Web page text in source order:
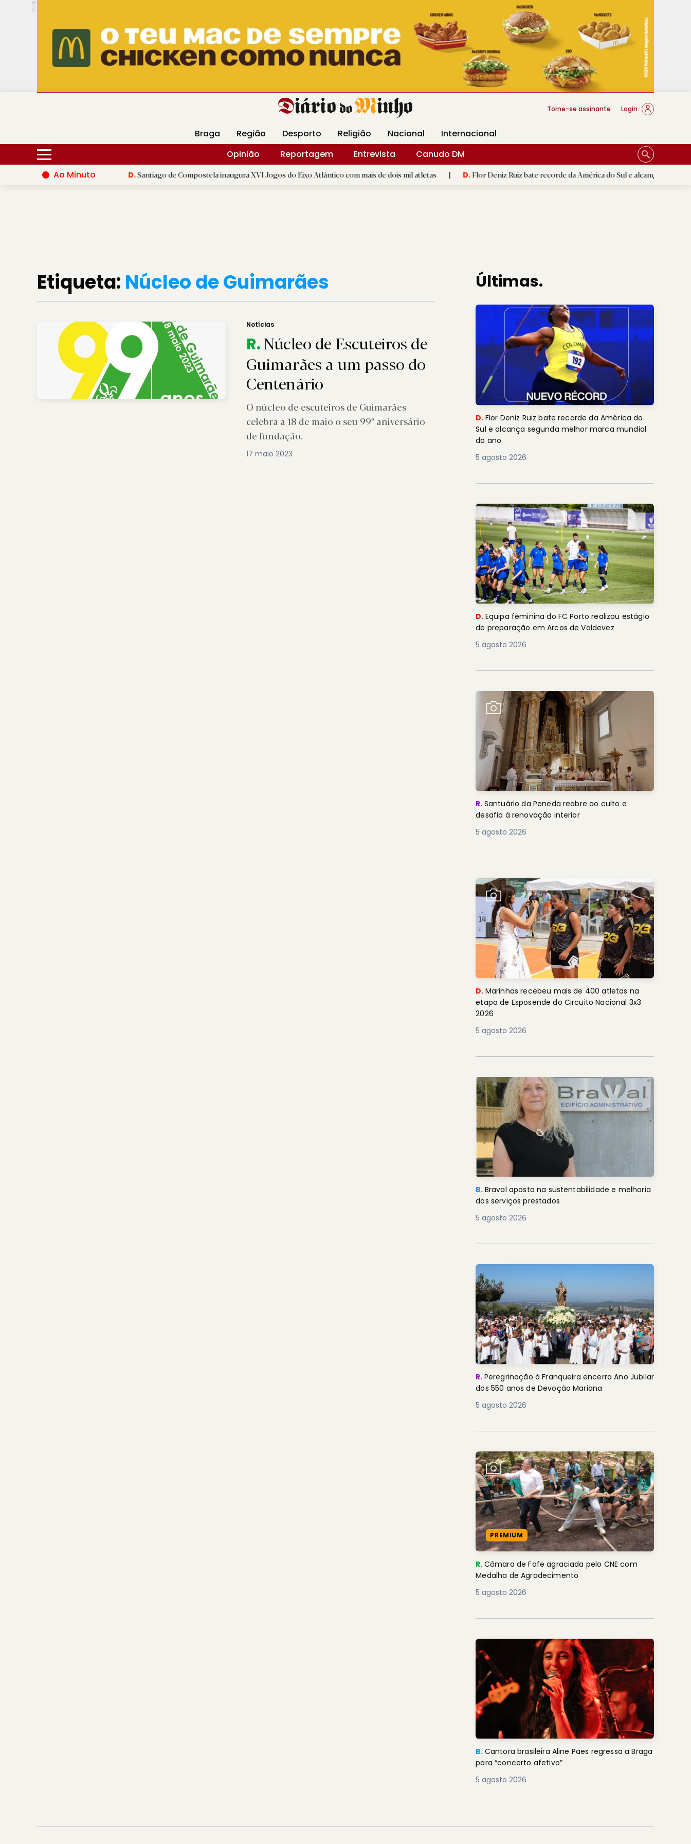
PUB.
Hoje 14ºC 31ºC DMtv Revista Minha Gráfica DM Livraria DM Arquidiocese Braga
Torne-se assinante Login
Braga Região Desporto Religião Nacional
Internacional
Opinião
Reportagem Entrevista
Canudo DM
Ao Minuto
mundo da moda | D.Santiago de Compostela inaugura XVI Jogos do Eixo Atlântico com mais de dois mil atletas | D.Flor Deniz Ruiz bate recorde da América do Sul e alcança segunda melhor
Etiqueta: Núcleo de Guimarães
Notícias
R.Núcleo de Escuteiros de
Guimarães a um passo do
Centenário
O núcleo de escuteiros de Guimarães
celebra a 18 de maio o seu 99º aniversário
de fundação.
17 maio 2023
Últimas.
D. Flor Deniz Ruiz bate recorde da América do
Sul e alcança segunda melhor marca mundial
do ano
5 agosto 2026
D. Equipa feminina do FC Porto realizou estágio
de preparação em Arcos de Valdevez
5 agosto 2026
R. Santuário da Peneda reabre ao culto e
desafia à renovação interior
5 agosto 2026
D. Marinhas recebeu mais de 400 atletas na
etapa de Esposende do Circuito Nacional 3x3
2026
5 agosto 2026
B. Braval aposta na sustentabilidade e melhoria
dos serviços prestados
5 agosto 2026
R. Peregrinação à Franqueira encerra Ano Jubilar
dos 550 anos de Devoção Mariana
5 agosto 2026
PREMIUM
R. Câmara de Fafe agraciada pelo CNE com
Medalha de Agradecimento
5 agosto 2026
B. Cantora brasileira Aline Paes regressa a Braga
para “concerto afetivo”
5 agosto 2026